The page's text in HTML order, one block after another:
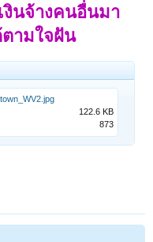
นจ้างคนอื่นมา
ตามใจฝัน
122.6 KB
873